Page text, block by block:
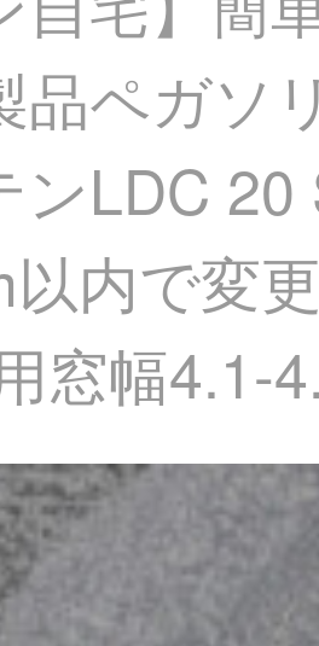
品ペガソ
ンLDC
内で変
窓幅4.1-